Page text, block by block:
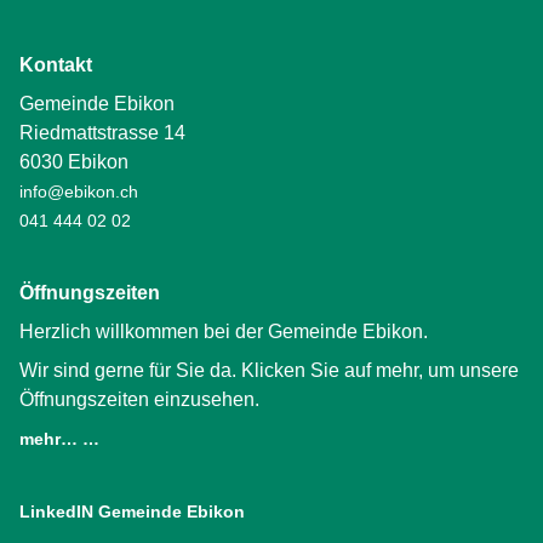
Kontakt
Gemeinde Ebikon
Riedmattstrasse 14
6030 Ebikon
info@ebikon.ch
041 444 02 02
Öffnungszeiten
Herzlich willkommen bei der Gemeinde Ebikon.
Wir sind gerne für Sie da. Klicken Sie auf mehr, um unsere
Öffnungszeiten einzusehen.
mehr… …
LinkedIN Gemeinde Ebikon